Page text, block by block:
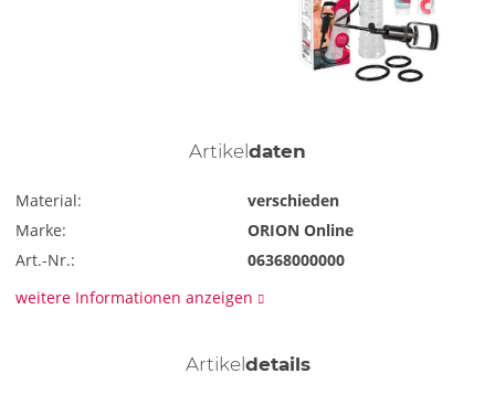
Artikeldaten
Material:
verschieden
Marke:
ORION Online
Art.-Nr.:
06368000000
weitere Informationen anzeigen
Artikeldetails